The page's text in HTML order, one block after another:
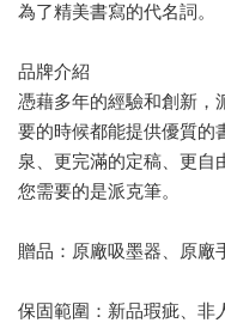
為了精美書寫的代名詞。
品牌介紹
憑藉多年的經驗和創新，
要的時候都能提供優質的
泉、更完滿的定稿、更自
您需要的是派克筆。
贈品：原廠吸墨器、原廠
保固範圍：新品瑕疵、非